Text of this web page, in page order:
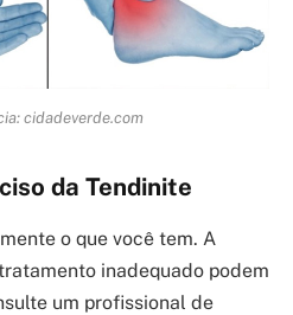
cidadeverde.com
da Tendinite
o que você tem. A
inadequado podem
um profissional de